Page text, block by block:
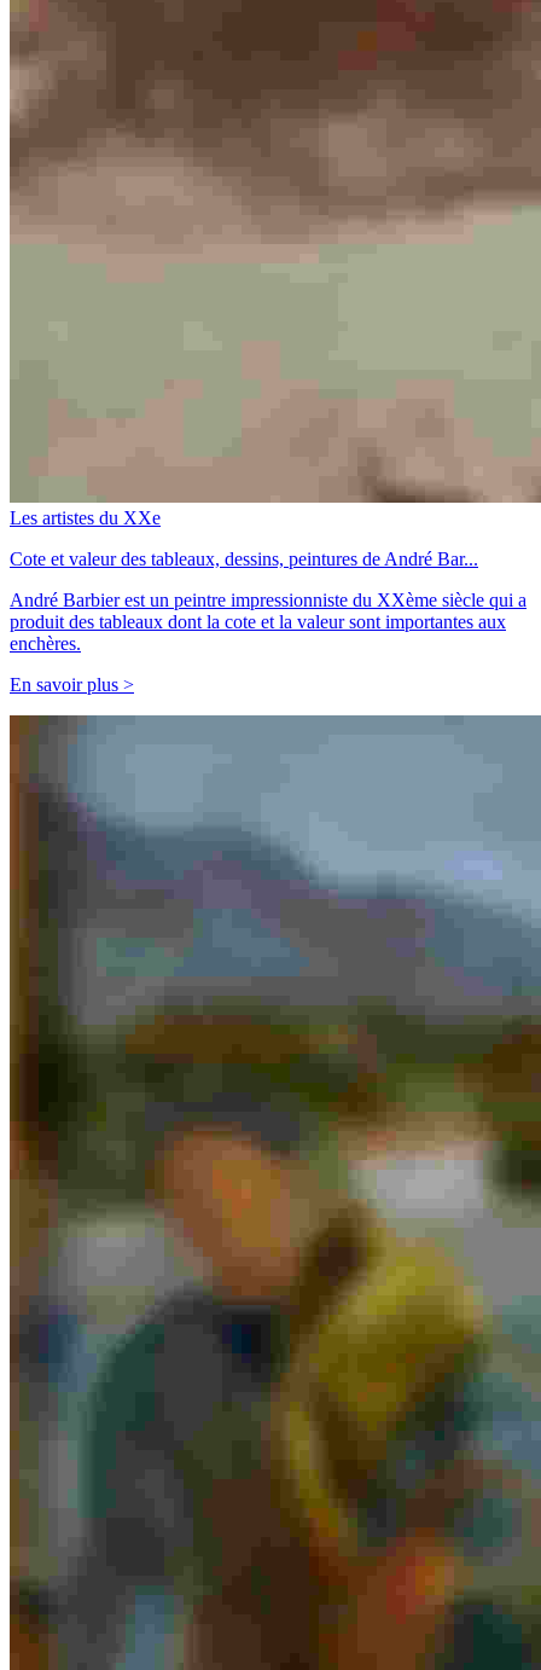
Les artistes du XXe
Cote et valeur des tableaux, dessins, peintures de André Bar...
André Barbier est un peintre impressionniste du XXème siècle qui a
produit des tableaux dont la cote et la valeur sont importantes aux
enchères.
En savoir plus >